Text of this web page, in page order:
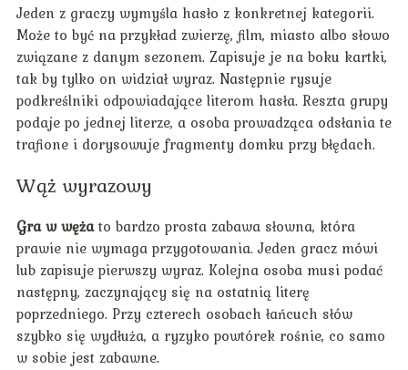
Jeden z graczy wymyśla hasło z konkretnej kategorii.
Może to być na przykład zwierzę, film, miasto albo słowo
związane z danym sezonem. Zapisuje je na boku kartki,
tak by tylko on widział wyraz. Następnie rysuje
podkreślniki odpowiadające literom hasła. Reszta grupy
podaje po jednej literze, a osoba prowadząca odsłania te
trafione i dorysowuje fragmenty domku przy błędach.
Wąż wyrazowy
Gra w wężato bardzo prosta zabawa słowna, która
prawie nie wymaga przygotowania. Jeden gracz mówi
lub zapisuje pierwszy wyraz. Kolejna osoba musi podać
następny, zaczynający się na ostatnią literę
poprzedniego. Przy czterech osobach łańcuch słów
szybko się wydłuża, a ryzyko powtórek rośnie, co samo
w sobie jest zabawne.